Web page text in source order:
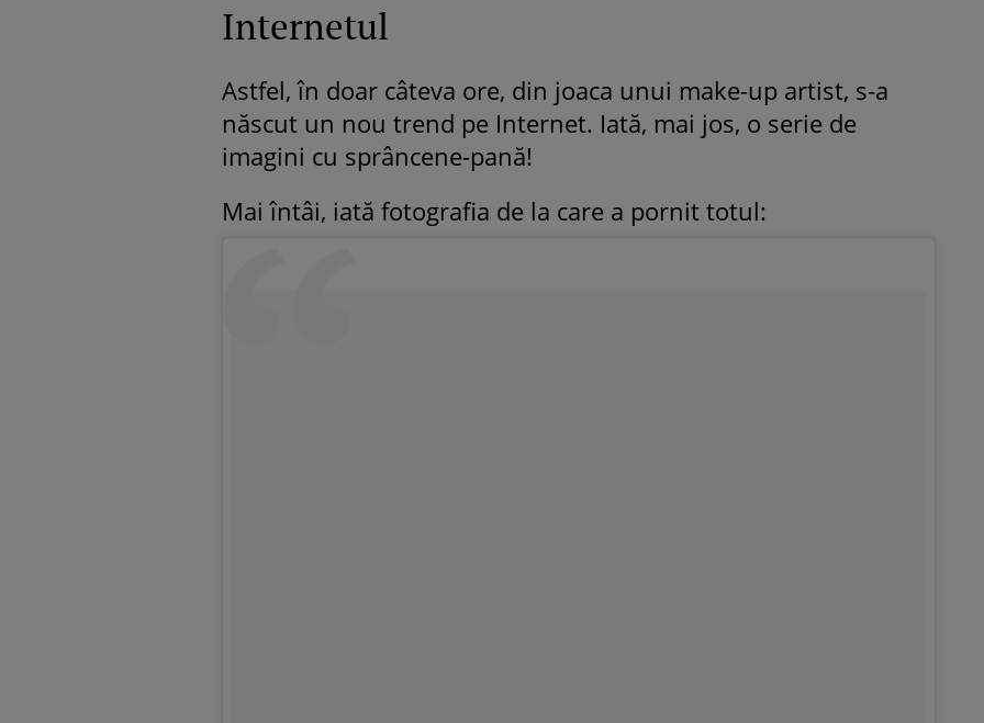
Internetul
Astfel, în doar câteva ore, din joaca unui make-up artist, s-a
născut un nou trend pe Internet. Iată, mai jos, o serie de
imagini cu sprâncene-pană!
Mai întâi, iată fotografia de la care a pornit totul: